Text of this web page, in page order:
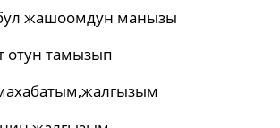
жашоомдун манызы
отун тамызып